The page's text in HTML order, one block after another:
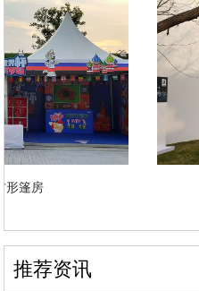
形篷房
推荐资讯